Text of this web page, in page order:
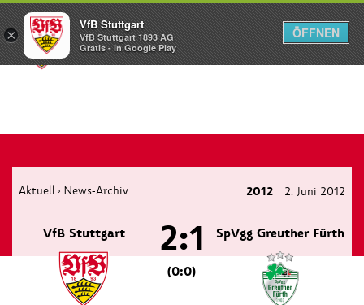
Menü
Aktuell › News-Archiv 2012 2. Juni 2012
VfB Stuttgart SpVgg Greuther Fürth
2:1
(0:0)
×
VfB Stuttgart
VfB Stuttgart 1893 AG
Gratis - In Google Play
ÖFFNEN